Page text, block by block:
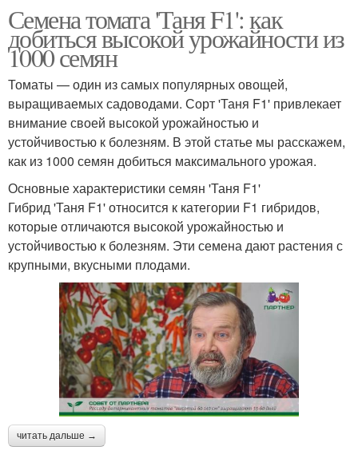
Семена томата 'Таня F1': как
добиться высокой урожайности из
1000 семян
Томаты — один из самых популярных овощей,
выращиваемых садоводами. Сорт 'Таня F1' привлекает
внимание своей высокой урожайностью и
устойчивостью к болезням. В этой статье мы расскажем,
как из 1000 семян добиться максимального урожая.
Основные характеристики семян 'Таня F1'
Гибрид 'Таня F1' относится к категории F1 гибридов,
которые отличаются высокой урожайностью и
устойчивостью к болезням. Эти семена дают растения с
крупными, вкусными плодами.
читать дальше →